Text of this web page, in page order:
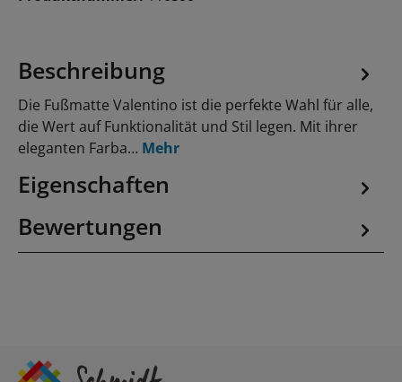
Beschreibung
Die Fußmatte Valentino ist die perfekte Wahl für alle,
die Wert auf Funktionalität und Stil legen. Mit ihrer
eleganten Farba… Mehr
Eigenschaften
Bewertungen